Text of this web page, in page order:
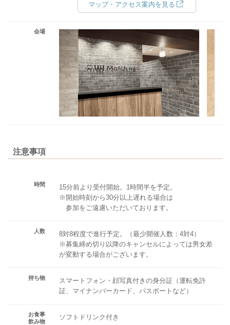
マップ・アクセス案内を見る
会場
注意事項
時間
15分前より受付開始。1時間半を予定。
※開始時刻から30分以上遅れる場合は
参加をご遠慮いただいております。
人数
8対8程度で進行予定。（最少開催人数：4対4）
※募集締め切り以降のキャンセルによっては男女差
が変動する場合がございます。
持ち物
スマートフォン・顔写真付きの身分証（運転免許
証、マイナンバーカード、パスポートなど）
お食事
飲み物
ソフトドリンク付き